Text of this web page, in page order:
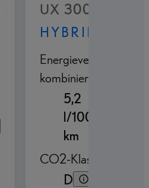
UX 300h F
HYBRID
Energieverbrauch
kombiniert
5,2
l/100
km
CO2-Klasse
D